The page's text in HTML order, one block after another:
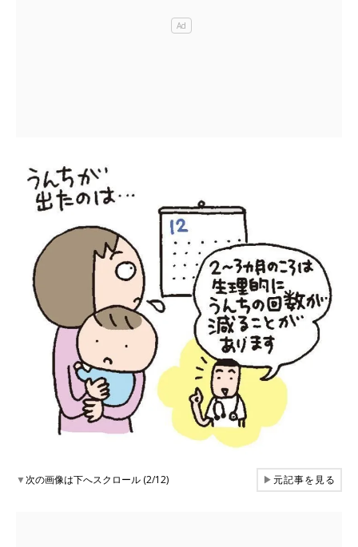
▼次の画像は下へスクロール (2/12) ▶元記事を見る